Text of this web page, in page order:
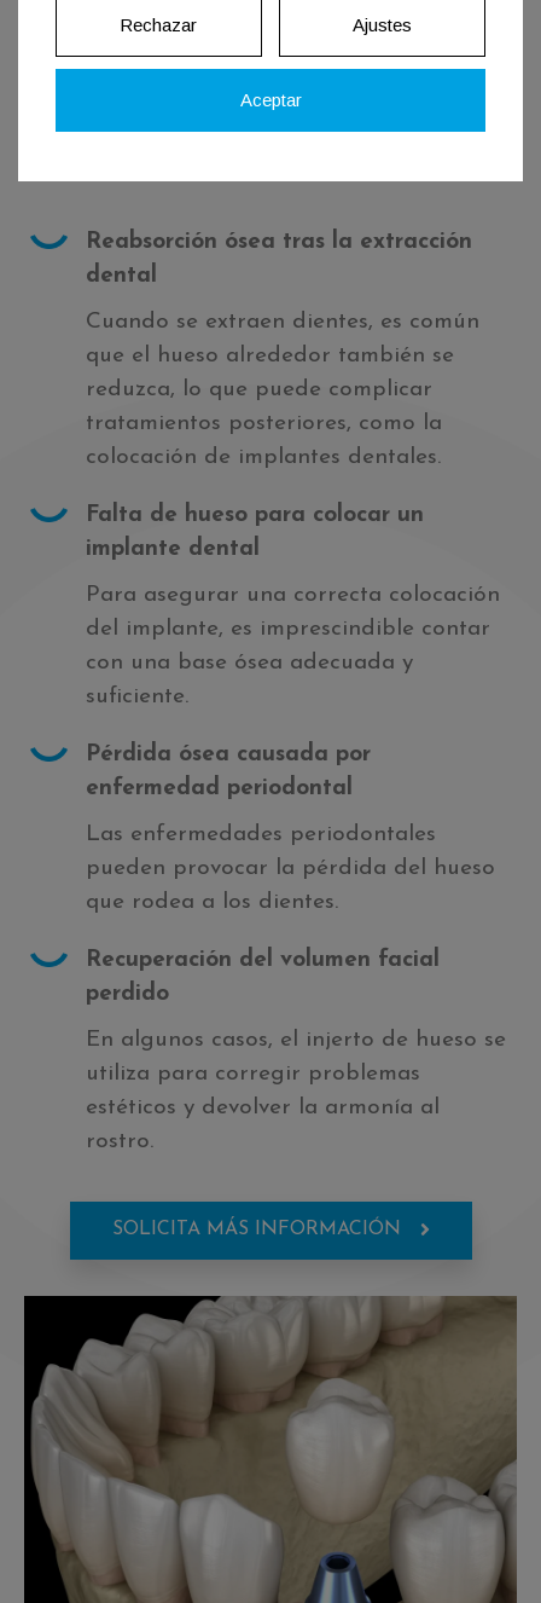
¿Cuándo es necesario colocar un
injerto de hueso?
El injerto de hueso suele ser recomendado en
Reabsorción ósea tras la extracción
dental
Cuando se extraen dientes, es común
que el hueso alrededor también se
reduzca, lo que puede complicar
tratamientos posteriores, como la
colocación de implantes dentales.
Falta de hueso para colocar un
implante dental
Para asegurar una correcta colocación
del implante, es imprescindible contar
con una base ósea adecuada y
suficiente.
Pérdida ósea causada por
enfermedad periodontal
Las enfermedades periodontales
pueden provocar la pérdida del hueso
que rodea a los dientes.
Recuperación del volumen facial
perdido
En algunos casos, el injerto de hueso se
utiliza para corregir problemas
estéticos y devolver la armonía al
rostro.
SOLICITA MÁS INFORMACIÓN
Aceptar
Rechazar Ajustes